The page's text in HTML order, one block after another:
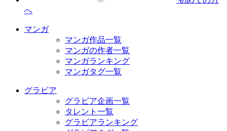
へ
マンガ
マンガ作品一覧
マンガの作者一覧
マンガランキング
マンガタグ一覧
グラビア
グラビア企画一覧
タレント一覧
グラビアランキング